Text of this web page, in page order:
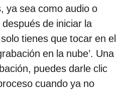
ya sea como audio o
de iniciar la
tienes que tocar en el
en la nube’. Una
puedes darle clic
cuando ya no